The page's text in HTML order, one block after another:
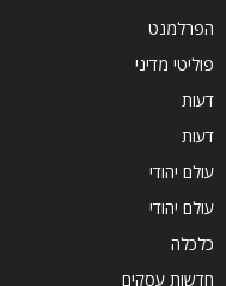
הפרלמנט
פוליטי מדיני
דעות
דעות
עולם יהודי
עולם יהודי
כלכלה
חדשות עסקים